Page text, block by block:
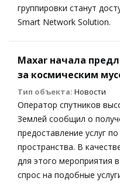
группировки станут
Smart Network Solution.
Maxar начала
за космическим
Тип объекта: Новости
Оператор спутников
Землей сообщил о
предоставление услуг
пространства. В
для этого мероприятия
спрос на подобные